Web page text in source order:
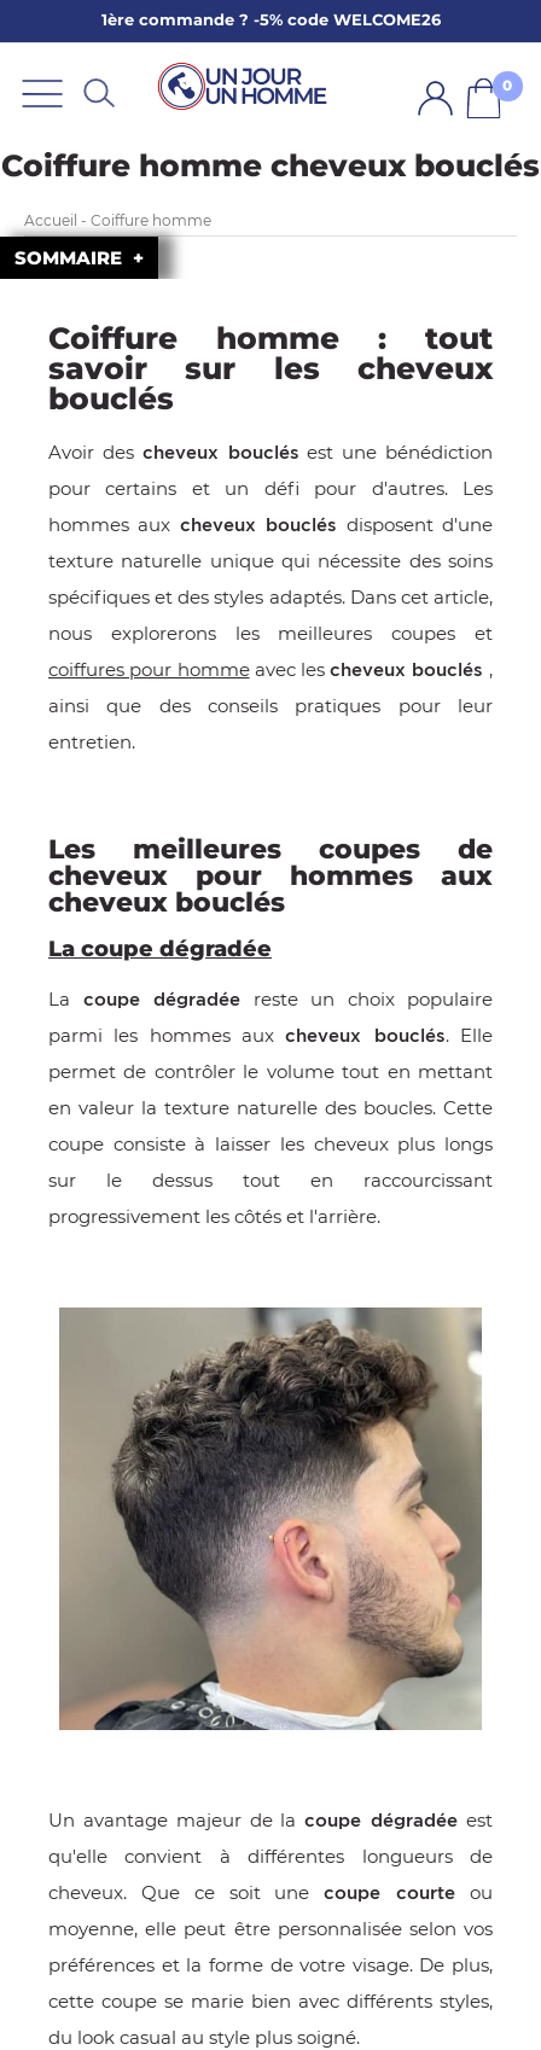
1ère commande ? -5% code WELCOME26
0
LA BARBE
FRAICHE
Coiffure homme cheveux bouclés
Accueil - Coiffure homme
SOMMAIRE
Coiffure homme : tout
savoir sur les cheveux
bouclés
Avoir des cheveux bouclés est une bénédiction
pour certains et un défi pour d'autres. Les
hommes aux cheveux bouclés disposent d'une
texture naturelle unique qui nécessite des soins
spécifiques et des styles adaptés. Dans cet article,
nous explorerons les meilleures coupes et
coiffures pour hommeavec lescheveux bouclés ,
ainsi que des conseils pratiques pour leur
entretien.
Les meilleures coupes de
cheveux pour hommes aux
cheveux bouclés
La coupe dégradée
La coupe dégradée reste un choix populaire
parmi les hommes auxcheveux bouclés. Elle
permet de contrôler le volume tout en mettant
en valeur la texture naturelle des boucles. Cette
coupe consiste à laisser les cheveux plus longs
sur le dessus tout en raccourcissant
progressivement les côtés et l'arrière.
Un avantage majeur de lacoupe dégradée est
qu'elle convient à différentes longueurs de
cheveux. Que ce soit unecoupe courte ou
moyenne, elle peut être personnalisée selon vos
préférences et la forme de votre visage. De plus,
cette coupe se marie bien avec différents styles,
du look casual au style plus soigné.